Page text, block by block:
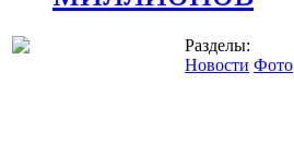
Разделы:
Новости Фото